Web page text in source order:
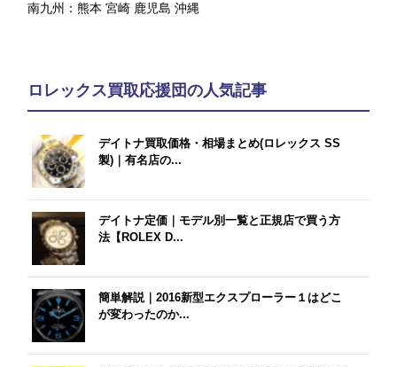
南九州：熊本 宮崎 鹿児島 沖縄
ロレックス買取応援団の人気記事
デイトナ買取価格・相場まとめ(ロレックス SS
製)｜有名店の...
デイトナ定価｜モデル別一覧と正規店で買う方
法【ROLEX D...
簡単解説｜2016新型エクスプローラー１はどこ
が変わったのか...